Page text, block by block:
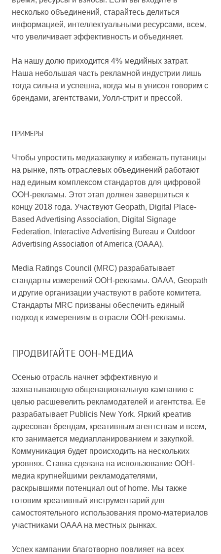
несколько объединений, старайтесь делиться
информацией, интеллектуальными ресурсами, всем,
что увеличивает эффективность и объединяет.
На нашу долю приходится 4% медийных затрат.
Наша небольшая часть рекламной индустрии лишь
тогда сильна и успешна, когда мы в унисон говорим с
брендами, агентствами, Уолл-стрит и прессой.
ПРИМЕРЫ
Чтобы упростить медиазакупку и избежать путаницы
на рынке, пять отраслевых объединений работают
над единым комплексом стандартов для цифровой
OOH-рекламы. Этот этап должен завершиться к
концу 2018 года. Участвуют Geopath, Digital Place-
Based Advertising Association, Digital Signage
Federation, Interactive Advertising Bureau и Outdoor
Advertising Association of America (OAAA).
Media Ratings Council (MRC) разрабатывает
стандарты измерений OOH-рекламы. OAAA, Geopath
и другие организации участвуют в работе комитета.
Стандарты MRC призваны обеспечить единый
подход к измерениям в отрасли OOH-рекламы.
ПРОДВИГАЙТЕ OOH-МЕДИА
Осенью отрасль начнет эффективную и
захватывающую общенациональную кампанию с
целью расшевелить рекламодателей и агентства. Ее
разрабатывает Publicis New York. Яркий креатив
адресован брендам, креативным агентствам и всем,
кто занимается медиапланированием и закупкой.
Коммуникация будет происходить на нескольких
уровнях. Ставка сделана на использование OOH-
медиа крупнейшими рекламодателями,
раскрывшими потенциал out of home. Мы также
готовим креативный инструментарий для
самостоятельного использования промо-материалов
участниками OAAA на местных рынках.
Успех кампании благотворно повлияет на всех